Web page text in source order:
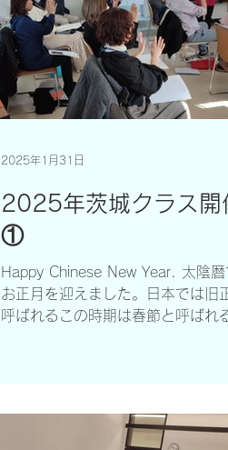
2025年茨城クラス開
①
Happy Chinese New Year. 太陰暦
お正月を迎えました。日本では旧
呼ばれるこの時期は春節と呼ばれ
2025年1月31日